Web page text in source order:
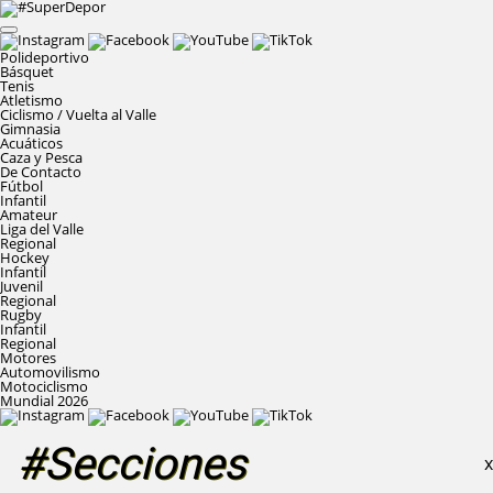
Polideportivo
Básquet
Tenis
Atletismo
Ciclismo / Vuelta al Valle
Gimnasia
Acuáticos
Caza y Pesca
De Contacto
Fútbol
Infantil
Amateur
Liga del Valle
Regional
Hockey
Infantil
Juvenil
Regional
Rugby
Infantil
Regional
Motores
Automovilismo
Motociclismo
Mundial 2026
#Secciones X